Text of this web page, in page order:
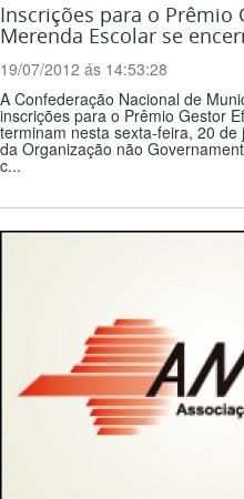
Inscrições para o Prêmio
Merenda Escolar se
19/07/2012 ás 14:53:28
A Confederação Nacional de
inscrições para o Prêmio Gestor
terminam nesta sexta-feira, 20
da Organização não
c...